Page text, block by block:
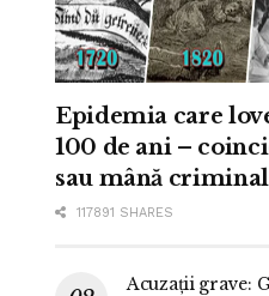
Epidemia care
100 de ani –
sau mână
117891 SHARES
Acuzații grave: